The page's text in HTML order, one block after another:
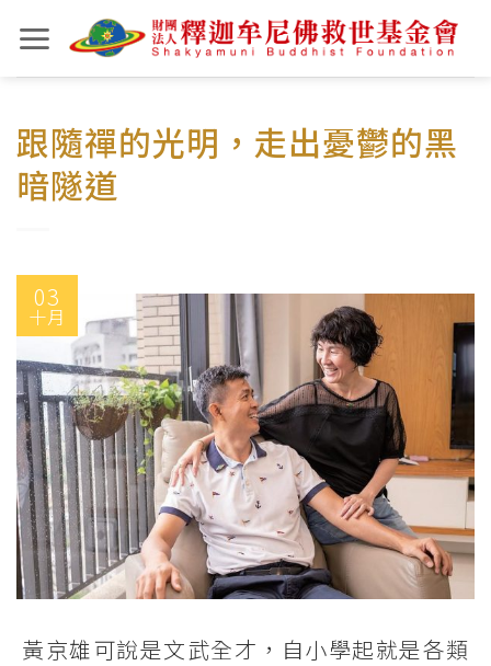
to
content
跟隨禪的光明，走出憂鬱的黑
暗隧道
03
十月
黃京雄可說是文武全才，自小學起就是各類